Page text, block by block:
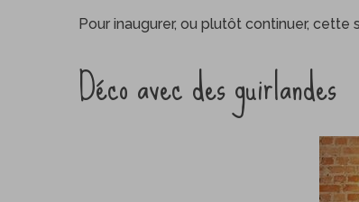
Pour inaugurer, ou plutôt continuer,
Déco avec des guirlandes